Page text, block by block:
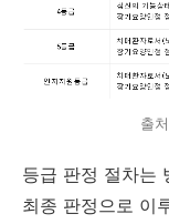
출
등급 판정 절차는
최종 판정으로 이